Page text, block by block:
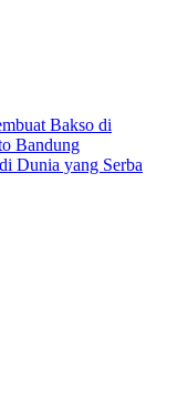
Bakso di
Bandung
Dunia yang Serba